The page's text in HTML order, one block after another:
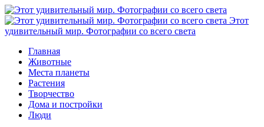
Этот
удивительный мир. Фотографии со всего света
Главная
Животные
Места планеты
Растения
Творчество
Дома и постройки
Люди